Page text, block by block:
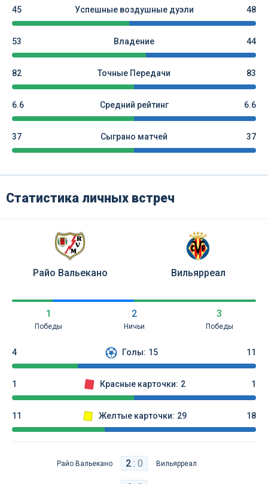
45 Успешные воздушные дуэли 48
53 Владение 44
82 Точные Передачи 83
6.6 Средний рейтинг 6.6
37 Сыграно матчей 37
Статистика личных встреч
Райо Вальекано
1
Победы
2
Ничьи
3
Победы
Вильярреал
4 Голы: 15 11
1 Красные карточки: 2 1
11 Желтые карточки: 29 18
Райо Вальекано 2: 0 Вильярреал